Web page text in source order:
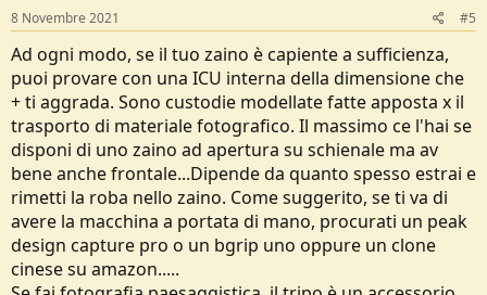
8 Novembre 2021 #5
Ad ogni modo, se il tuo zaino è capiente a sufficienza,
puoi provare con una ICU interna della dimensione che
+ ti aggrada. Sono custodie modellate fatte apposta x il
trasporto di materiale fotografico. Il massimo ce l'hai se
disponi di uno zaino ad apertura su schienale ma av
bene anche frontale...Dipende da quanto spesso estrai e
rimetti la roba nello zaino. Come suggerito, se ti va di
avere la macchina a portata di mano, procurati un peak
design capture pro o un bgrip uno oppure un clone
cinese su amazon.....